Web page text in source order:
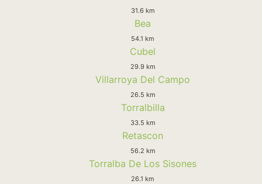
31.6 km
Bea
54.1 km
Cubel
29.9 km
Villarroya Del Campo
26.5 km
Torralbilla
33.5 km
Retascon
56.2 km
Torralba De Los Sisones
26.1 km